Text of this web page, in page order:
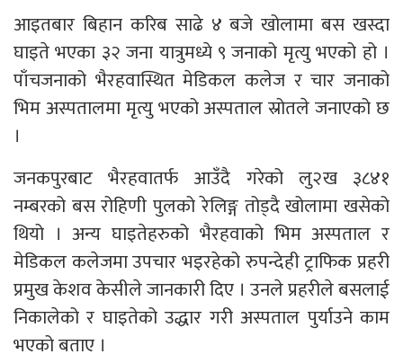
आइतबार बिहान करिब साढे ४ बजे खोलामा बस खस्दा
घाइते भएका ३२ जना यात्रुमध्ये ९ जनाको मृत्यु भएको हो ।
पाँचजनाको भैरहवास्थित मेडिकल कलेज र चार जनाको
भिम अस्पतालमा मृत्यु भएको अस्पताल स्रोतले जनाएको छ
।
जनकपुरबाट भैरहवातर्फ आउँदै गरेको लु२ख ३८४१
नम्बरको बस रोहिणी पुलको रेलिङ्ग तोड्दै खोलामा खसेको
थियो । अन्य घाइतेहरुको भैरहवाको भिम अस्पताल र
मेडिकल कलेजमा उपचार भइरहेको रुपन्देही ट्राफिक प्रहरी
प्रमुख केशव केसीले जानकारी दिए । उनले प्रहरीले बसलाई
निकालेको र घाइतेको उद्धार गरी अस्पताल पुर्याउने काम
भएको बताए ।